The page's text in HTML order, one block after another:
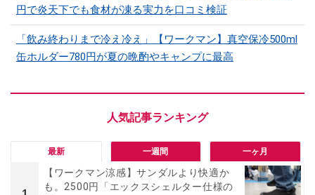
円で炎天下でも食材が凍る実力を口コミ検証
「飲み終わりまで冷え冷え」【ワークマン】真空保冷500ml
缶ホルダー780円が夏の晩酌やキャンプに最高
最新 一週間 一ヶ月
【ワークマン涼感】サンダルより快適か
も。2500円「エックスシェルター仕様の